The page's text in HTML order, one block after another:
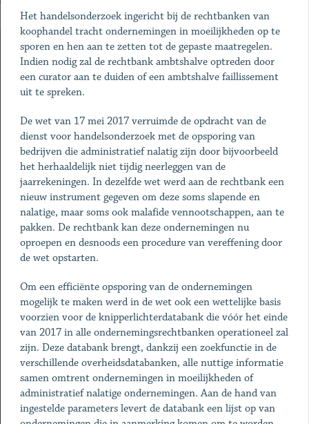
Het handelsonderzoek ingericht bij de rechtbanken van
koophandel tracht ondernemingen in moeilijkheden op te
sporen en hen aan te zetten tot de gepaste maatregelen.
Indien nodig zal de rechtbank ambtshalve optreden door
een curator aan te duiden of een ambtshalve faillissement
uit te spreken.
De wet van 17 mei 2017 verruimde de opdracht van de
dienst voor handelsonderzoek met de opsporing van
bedrijven die administratief nalatig zijn door bijvoorbeeld
het herhaaldelijk niet tijdig neerleggen van de
jaarrekeningen. In dezelfde wet werd aan de rechtbank een
nieuw instrument gegeven om deze soms slapende en
nalatige, maar soms ook malafide vennootschappen, aan te
pakken. De rechtbank kan deze ondernemingen nu
oproepen en desnoods een procedure van vereffening door
de wet opstarten.
Om een efficiënte opsporing van de ondernemingen
mogelijk te maken werd in de wet ook een wettelijke basis
voorzien voor de knipperlichterdatabank die vóór het einde
van 2017 in alle ondernemingsrechtbanken operationeel zal
zijn. Deze databank brengt, dankzij een zoekfunctie in de
verschillende overheidsdatabanken, alle nuttige informatie
samen omtrent ondernemingen in moeilijkheden of
administratief nalatige ondernemingen. Aan de hand van
ingestelde parameters levert de databank een lijst op van